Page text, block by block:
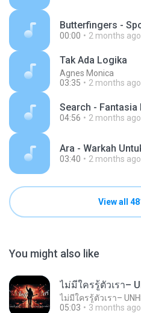
Butterfingers -
00:00 2 months ago
Tak Ada Logika
Agnes Monica
03:35
2 months ago
Search - Fantasia
04:56 2 months ago
Ara - Warkah
03:40 2 months ago
View all
You might also like
05:03
3 months ago